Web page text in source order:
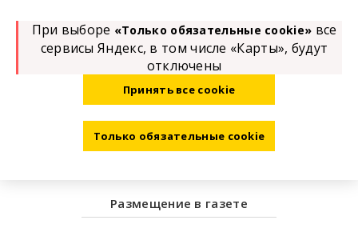
Размещение в газете
При выборе «Только обязательные cookie» все
сервисы Яндекс, в том числе «Карты», будут
отключены
Принять все cookie
Только обязательные cookie